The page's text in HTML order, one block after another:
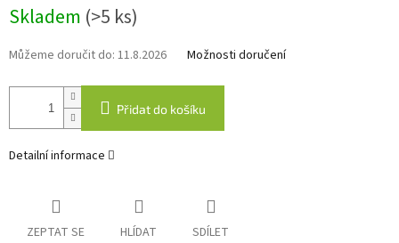
cena:
Skladem (>5 ks)
Můžeme doručit do: 11.8.2026 Možnosti doručení
Přidat do košíku
Detailní informace
ZEPTAT SE HLÍDAT SDÍLET